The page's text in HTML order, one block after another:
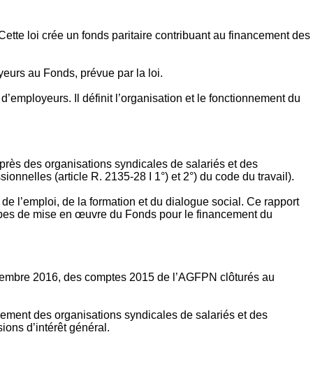
loi crée un fonds paritaire contribuant au financement des
au Fonds, prévue par la loi.
Il définit l’organisation et le fonctionnement du
des organisations syndicales de salariés et des
(article R. 2135‐28 I 1°) et 2°) du code du travail).
l’emploi, de la formation et du dialogue social. Ce rapport
de mise en œuvre du Fonds pour le financement du
2016, des comptes 2015 de l’AGFPN clôturés au
des organisations syndicales de salariés et des
d’intérêt général.